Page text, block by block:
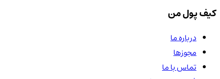
کیف پول من
درباره ما
مجوزها
تماس با ما